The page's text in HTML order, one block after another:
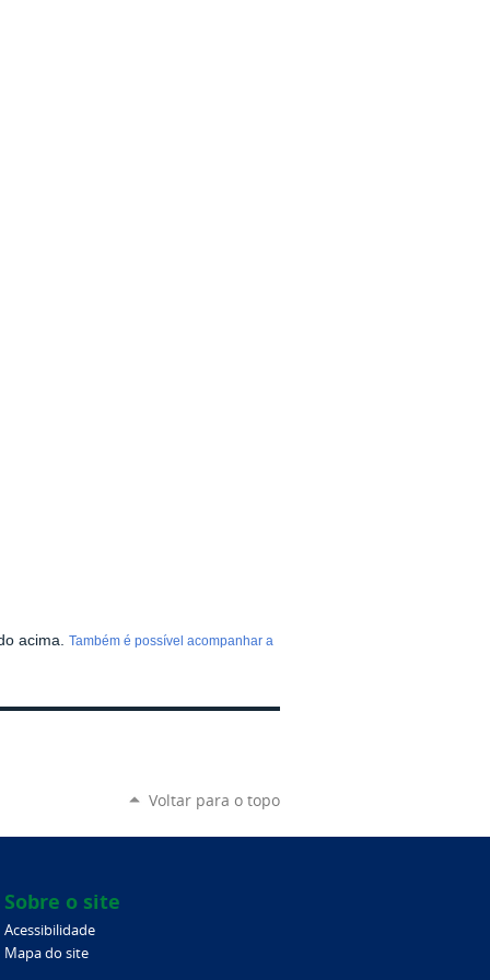
acima.Também é possível acompanhar a
Voltar para o topo
Sobre o site
Acessibilidade
Mapa do site